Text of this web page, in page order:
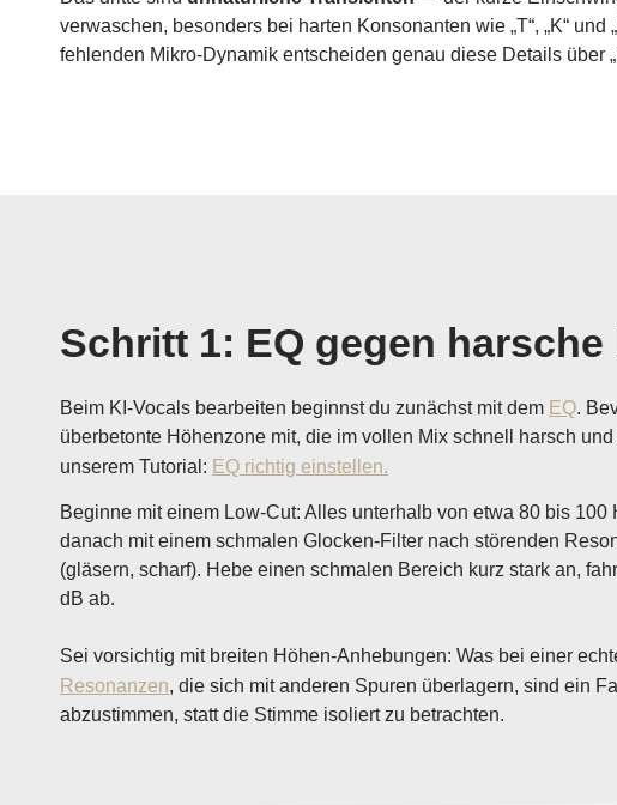
verwaschen, besonders bei harten Konsonanten wie „T“, „K“
fehlenden Mikro-Dynamik entscheiden genau diese Details über
Schritt 1: EQ gegen
Beim KI-Vocals bearbeiten beginnst du zunächst mit dem EQ.
überbetonte Höhenzone mit, die im vollen Mix schnell harsch
unserem Tutorial: EQ richtig einstellen.
Beginne mit einem Low-Cut: Alles unterhalb von etwa 80 bis
danach mit einem schmalen Glocken-Filter nach störenden
(gläsern, scharf). Hebe einen schmalen Bereich kurz stark an,
dB ab.
Sei vorsichtig mit breiten Höhen-Anhebungen: Was bei einer
Resonanzen, die sich mit anderen Spuren überlagern, sind ein
abzustimmen, statt die Stimme isoliert zu betrachten.